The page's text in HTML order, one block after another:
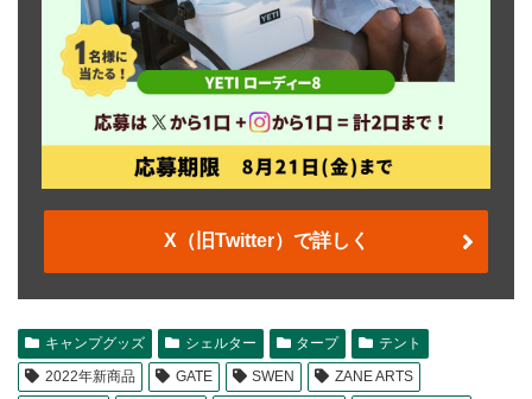
X（旧Twitter）で詳しく
キャンプグッズ シェルター タープ
テント
2022年新商品
GATE SWEN
ZANE ARTS